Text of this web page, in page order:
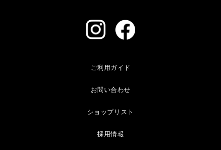
ご利用ガイド
お問い合わせ
ショップリスト
採用情報